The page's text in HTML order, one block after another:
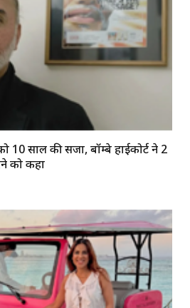
साल की सजा, बॉम्बे हाईकोर्ट ने 2
को कहा